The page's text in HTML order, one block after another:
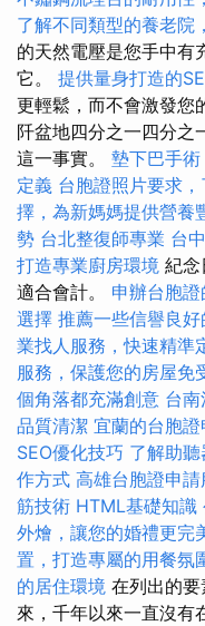
了解不同類型的養老院
的天然電壓是您手中有
它。 提供量身打造的
更輕鬆，而不會激發您
阡盆地四分之一四分之
這一事實。 墊下巴手
定義 台胞證照片要求
擇，為新媽媽提供營養
勢 台北整復師專業 台
打造專業廚房環境 紀念
適合會計。 申辦台胞
選擇 推薦一些信譽良
業找人服務，快速精準
服務，保護您的房屋免
個角落都充滿創意 台
品質清潔 宜蘭的台胞
SEO優化技巧 了解助
作方式 高雄台胞證申
筋技術 HTML基礎知識
外燴，讓您的婚禮更完
置，打造專屬的用餐氛
的居住環境 在列出的
來，千年以來一直沒有